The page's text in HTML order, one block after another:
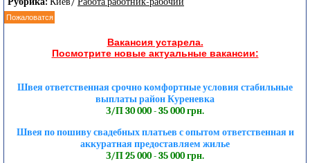
Пожаловатся
Вакансия устарела.
Посмотрите новые актуальные вакансии:
Швея ответственная срочно комфортные условия стабильные
выплаты район Куреневка
З/П 30 000 - 35 000 грн.
Швея по пошиву свадебных платьев с опытом ответственная и
аккуратная предоставляем жилье
З/П 25 000 - 35 000 грн.